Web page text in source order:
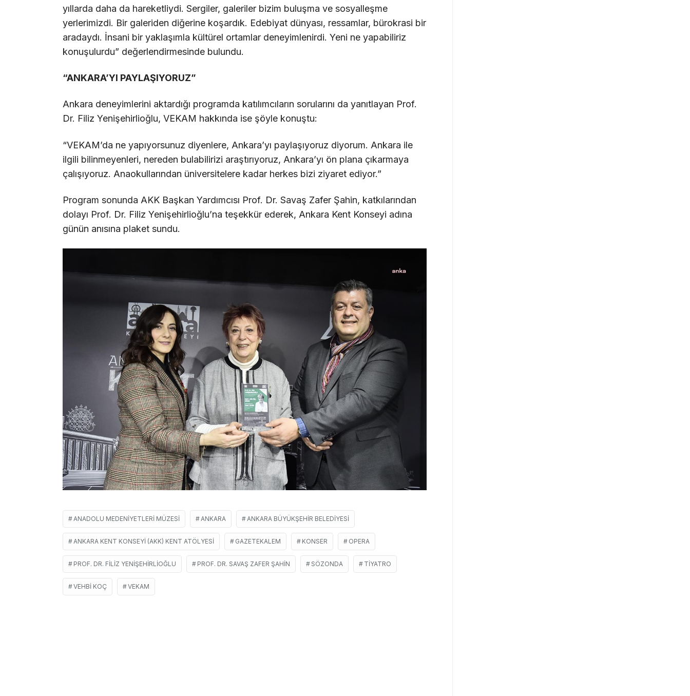
yıllarda daha da hareketliydi. Sergiler, galeriler bizim buluşma ve sosyalleşme
yerlerimizdi. Bir galeriden diğerine koşardık. Edebiyat dünyası, ressamlar, bürokrasi bir
aradaydı. İnsani bir yaklaşımla kültürel ortamlar deneyimlenirdi. Yeni ne yapabiliriz
konuşulurdu” değerlendirmesinde bulundu.
“ANKARA’YI PAYLAŞIYORUZ”
Ankara deneyimlerini aktardığı programda katılımcıların sorularını da yanıtlayan Prof.
Dr. Filiz Yenişehirlioğlu, VEKAM hakkında ise şöyle konuştu:
“VEKAM’da ne yapıyorsunuz diyenlere, Ankara’yı paylaşıyoruz diyorum. Ankara ile
ilgili bilinmeyenleri, nereden bulabilirizi araştırıyoruz, Ankara’yı ön plana çıkarmaya
çalışıyoruz. Anaokullarından üniversitelere kadar herkes bizi ziyaret ediyor.”
Program sonunda AKK Başkan Yardımcısı Prof. Dr. Savaş Zafer Şahin, katkılarından
dolayı Prof. Dr. Filiz Yenişehirlioğlu’na teşekkür ederek, Ankara Kent Konseyi adına
günün anısına plaket sundu.
ANADOLU MEDENIYETLERI MÜZESI ANKARA ANKARA BÜYÜKŞEHIR BELEDIYESI
ANKARA KENT KONSEYI (AKK) KENT ATÖLYESI GAZETEKALEM KONSER OPERA
PROF. DR. FILIZ YENIŞEHIRLIOĞLU PROF. DR. SAVAŞ ZAFER ŞAHIN SÖZONDA TIYATRO
VEHBI KOÇ VEKAM